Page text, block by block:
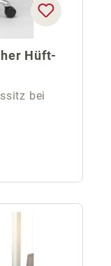
Hüft-
bei